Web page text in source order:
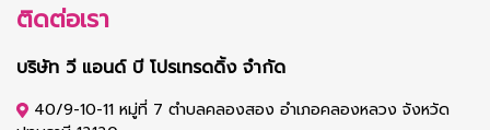
ติดต่อเรา
บริษัท วี แอนด์ บี โปรเทรดดิ้ง จำกัด
40/9-10-11 หมู่ที่ 7 ตำบลคลองสอง อำเภอคลองหลวง จังหวัด